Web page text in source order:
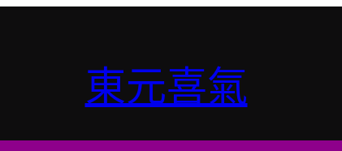
東元喜氣